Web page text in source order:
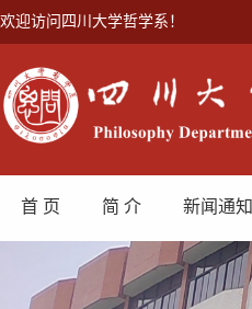
欢迎访问四川大学哲学系！
首 页 简 介 新闻通知